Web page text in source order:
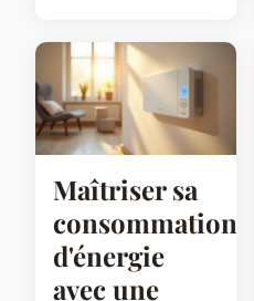
Maîtriser sa
consommation
d'énergie
avec une